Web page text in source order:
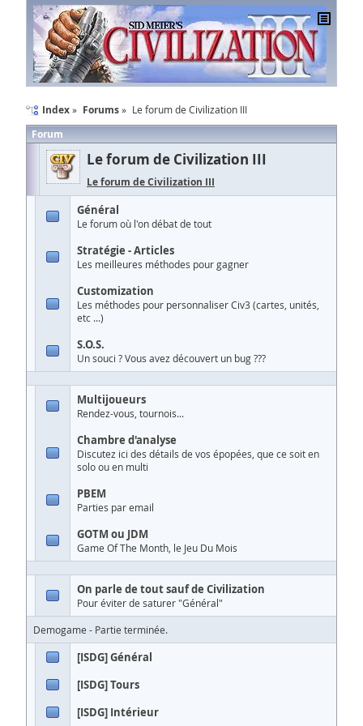
Index Forums Le forum de Civilization III
Forum
Le forum de Civilization III
Le forum de Civilization III
Général
Le forum où l'on débat de tout
Stratégie - Articles
Les meilleures méthodes pour gagner
Customization
Les méthodes pour personnaliser Civ3 (cartes, unités,
etc ...)
S.O.S.
Un souci ? Vous avez découvert un bug ???
Multijoueurs
Rendez-vous, tournois...
Chambre d'analyse
Discutez ici des détails de vos épopées, que ce soit en
solo ou en multi
PBEM
Parties par email
GOTM ou JDM
Game Of The Month, le Jeu Du Mois
On parle de tout sauf de Civilization
Pour éviter de saturer "Général"
Demogame - Partie terminée.
[ISDG] Général
[ISDG] Tours
[ISDG] Intérieur